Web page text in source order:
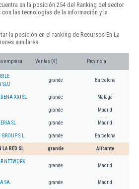
en la posición 254 del Ranking del sector
las tecnologías de la información y la
la posición en el ranking de Recursos En La
similares:
empresa Ventas (€) Provincia
SLU
grande Barcelona
XXI SL. grande Málaga
grande Madrid
SL. grande Madrid
S.L. grande Barcelona
LA RED SL grande Alicante
NETWORK
grande Madrid
SA. grande Madrid